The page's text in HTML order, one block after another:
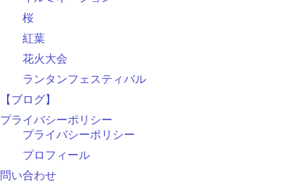
桜
紅葉
花火大会
ランタンフェスティバル
【ブログ】
プライバシーポリシー
プライバシーポリシー
プロフィール
問い合わせ